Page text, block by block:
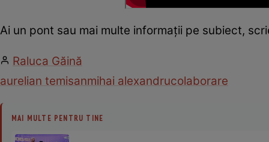
Ai un pont sau mai multe informații pe subiect,
Raluca Găină
aurelian temisanmihai alexandrucolaborare
MAI MULTE PENTRU TINE